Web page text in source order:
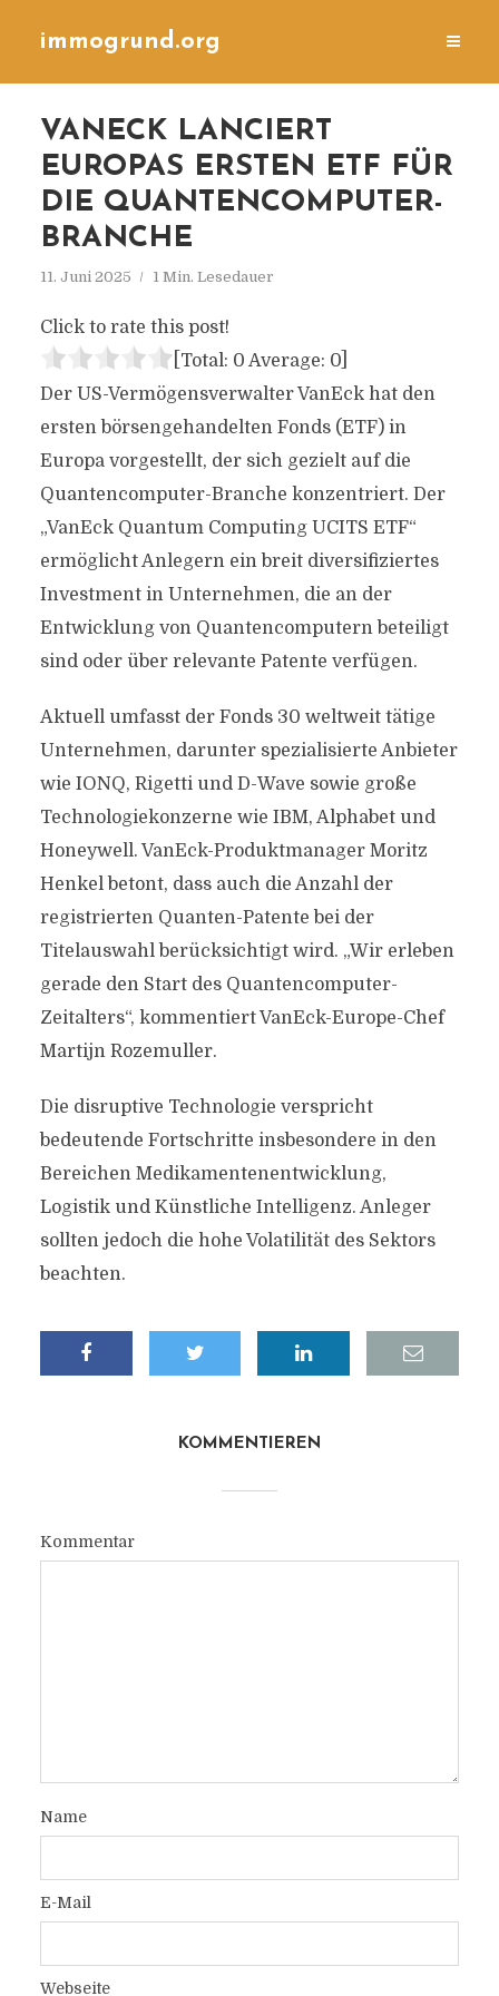
immogrund.org
VANECK LANCIERT
EUROPAS ERSTEN ETF FÜR
DIE QUANTENCOMPUTER-
BRANCHE
11. Juni 2025 1 Min. Lesedauer
Click to rate this post!
[Total: 0 Average: 0]
Der US-Vermögensverwalter VanEck hat den
ersten börsengehandelten Fonds (ETF) in
Europa vorgestellt, der sich gezielt auf die
Quantencomputer-Branche konzentriert. Der
„VanEck Quantum Computing UCITS ETF“
ermöglicht Anlegern ein breit diversifiziertes
Investment in Unternehmen, die an der
Entwicklung von Quantencomputern beteiligt
sind oder über relevante Patente verfügen.
Aktuell umfasst der Fonds 30 weltweit tätige
Unternehmen, darunter spezialisierte Anbieter
wie IONQ, Rigetti und D-Wave sowie große
Technologiekonzerne wie IBM, Alphabet und
Honeywell. VanEck-Produktmanager Moritz
Henkel betont, dass auch die Anzahl der
registrierten Quanten-Patente bei der
Titelauswahl berücksichtigt wird. „Wir erleben
gerade den Start des Quantencomputer-
Zeitalters“, kommentiert VanEck-Europe-Chef
Martijn Rozemuller.
Die disruptive Technologie verspricht
bedeutende Fortschritte insbesondere in den
Bereichen Medikamentenentwicklung,
Logistik und Künstliche Intelligenz. Anleger
sollten jedoch die hohe Volatilität des Sektors
beachten.
KOMMENTIEREN
Kommentar
Name
E-Mail
Webseite